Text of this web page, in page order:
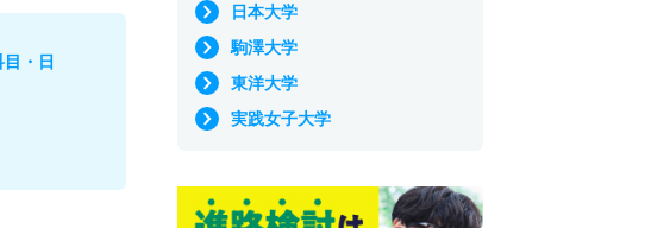
・日
日本大学
駒澤大学
東洋大学
実践女子大学